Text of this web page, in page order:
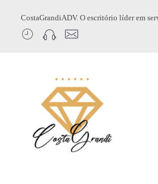
CostaGrandiADV. O escritório líder em